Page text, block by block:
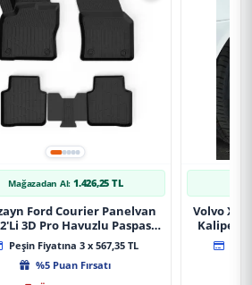
Mağazadan Al: 1.426,25 TL
Ford Courier Panelvan
3D Pro Havuzlu Paspas
2014-2024 A+ Kalite
Peşin Fiyatına 3 x 567,35 TL
%5 Puan Fırsatı
Volvo
Kaliper